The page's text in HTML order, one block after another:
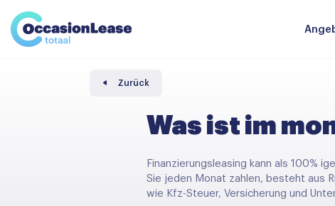
Unternehmer
Nachrichten und tipps
Häufig gestellte Fragen
Komparator
Zurück
Was ist im
Finanzierungsleasing kann als 100%
Sie jeden Monat zahlen, besteht aus
wie Kfz-Steuer, Versicherung und